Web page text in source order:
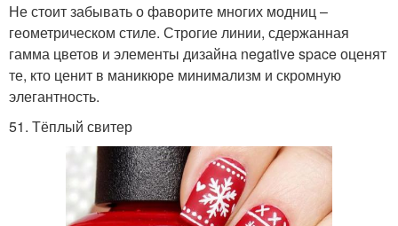
Не стоит забывать о фаворите многих модниц –
геометрическом стиле. Строгие линии, сдержанная
гамма цветов и элементы дизайна negative space оценят
те, кто ценит в маникюре минимализм и скромную
элегантность.
51. Тёплый свитер